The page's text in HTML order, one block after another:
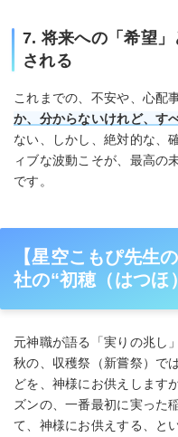
7. 将来への「希望
される
これまでの、不安や、心配
か、分からないけれど、す
ない、しかし、絶対的な、
ィブな波動こそが、最高の
です。
【星空こもぴ先生
社の“初穂（はつほ
元神職が語る「実りの兆し」
秋の、収穫祭（新嘗祭）で
どを、神様にお供えします
ズンの、一番最初に実った
て、神様にお供えする、と